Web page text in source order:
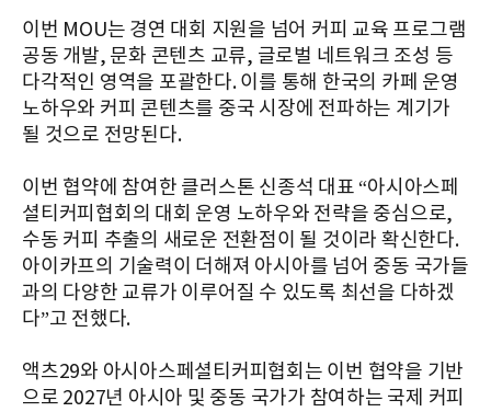
이번 MOU는 경연 대회 지원을 넘어 커피 교육 프로그램
공동 개발, 문화 콘텐츠 교류, 글로벌 네트워크 조성 등
다각적인 영역을 포괄한다. 이를 통해 한국의 카페 운영
노하우와 커피 콘텐츠를 중국 시장에 전파하는 계기가
될 것으로 전망된다.
이번 협약에 참여한 클러스톤 신종석 대표 “아시아스페
셜티커피협회의 대회 운영 노하우와 전략을 중심으로,
수동 커피 추출의 새로운 전환점이 될 것이라 확신한다.
아이카프의 기술력이 더해져 아시아를 넘어 중동 국가들
과의 다양한 교류가 이루어질 수 있도록 최선을 다하겠
다”고 전했다.
액츠29와 아시아스페셜티커피협회는 이번 협약을 기반
으로 2027년 아시아 및 중동 국가가 참여하는 국제 커피